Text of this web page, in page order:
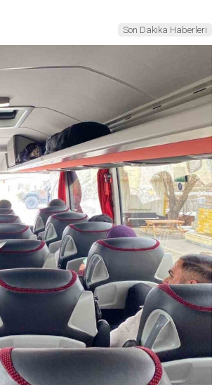
Son Dakika Haberleri